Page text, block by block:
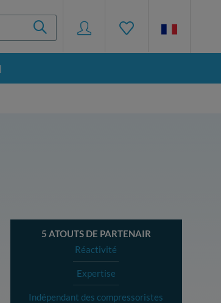
5 ATOUTS DE PARTENAIR
Réactivité
Expertise
Indépendant des compressoristes